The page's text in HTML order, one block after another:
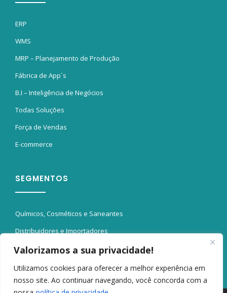
Valorizamos a sua privacidade!
Utilizamos cookies para oferecer a melhor experiência em
nosso site. Ao continuar navegando, você concorda com a
ERP
WMS
MRP – Planejamento de Produção
Fábrica de App´s
B.I – Inteligência de Negócios
Todas Soluções
Força de Vendas
E-commerce
SEGMENTOS
Químicos, Cosméticos e Saneantes
Distribuidores e Importadores
ERP para Metal-Mecânica
ERP para e-Commerce